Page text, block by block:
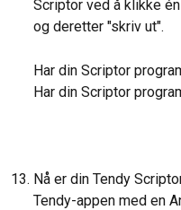
Scriptor ved å klikke
og deretter "skriv ut".
Har din Scriptor
Har din Scriptor
Nå er din Tendy
Tendy-appen med en